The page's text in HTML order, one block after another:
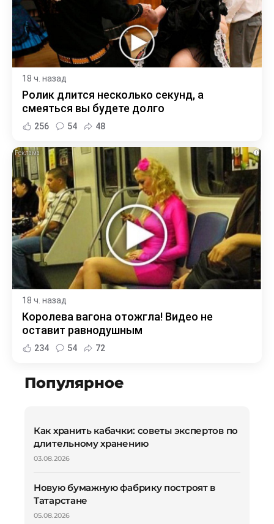
18 ч. назад
Ролик длится несколько секунд, а
смеяться вы будете долго
256 54 48
i
18 ч. назад
Королева вагона отожгла! Видео не
оставит равнодушным
234 54 72
Популярное
Как хранить кабачки: советы экспертов по
длительному хранению
03.08.2026
Новую бумажную фабрику построят в
Татарстане
05.08.2026